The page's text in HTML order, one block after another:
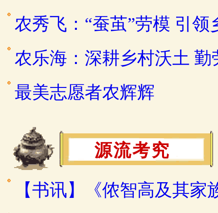
农秀飞：“蚕茧”劳模 引
农乐海：深耕乡村沃土
最美志愿者农辉辉
源流考究
【书讯】《侬智高及其